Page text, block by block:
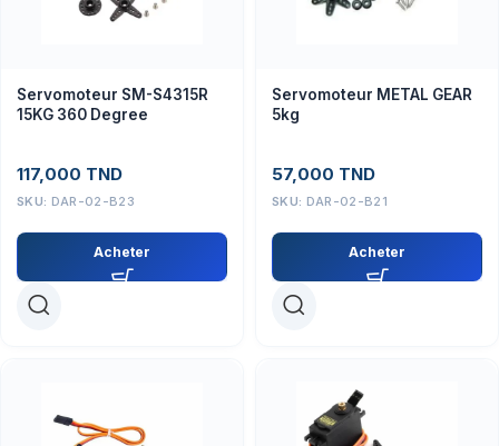
Servomoteur SM-S4315R
15KG 360 Degree
117,000 TND
SKU: DAR-02-B23
Acheter
Servomoteur METAL GEAR
5kg
57,000 TND
SKU: DAR-02-B21
Acheter